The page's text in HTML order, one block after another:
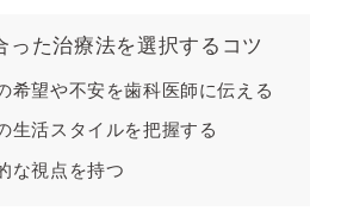
った治療法を選択するコツ
希望や不安を歯科医師に伝える
生活スタイルを把握する
な視点を持つ